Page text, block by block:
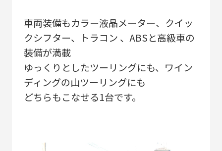
車両装備もカラー液晶メーター、クイッ
クシフター、トラコン 、ABSと高級車の
装備が満載
ゆっくりとしたツーリングにも、ワイン
ディングの山ツーリングにも
どちらもこなせる1台です。